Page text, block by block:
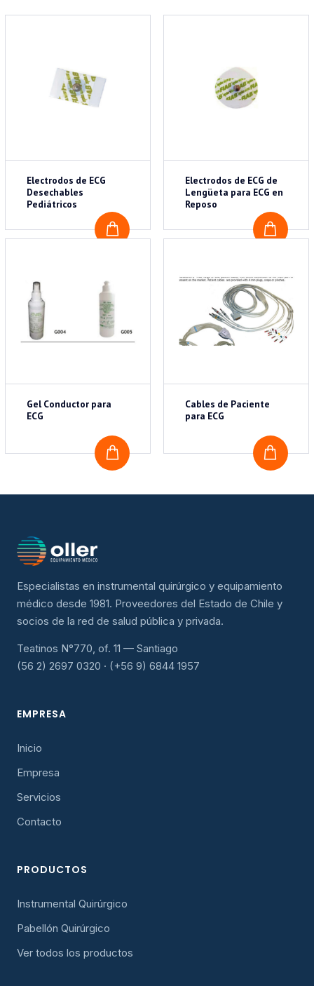
COTIZAR
Electrodos de ECG
Desechables
Pediátricos
Electrodos de ECG de
Lengüeta para ECG en
Reposo
COTIZAR
Gel Conductor para
ECG
Cables de Paciente
para ECG
Especialistas en instrumental quirúrgico y equipamiento
médico desde 1981. Proveedores del Estado de Chile y
socios de la red de salud pública y privada.
Teatinos N°770, of. 11 — Santiago
(56 2) 2697 0320 · (+56 9) 6844 1957
EMPRESA
Inicio
Empresa
Servicios
Contacto
PRODUCTOS
Instrumental Quirúrgico
Pabellón Quirúrgico
Ver todos los productos